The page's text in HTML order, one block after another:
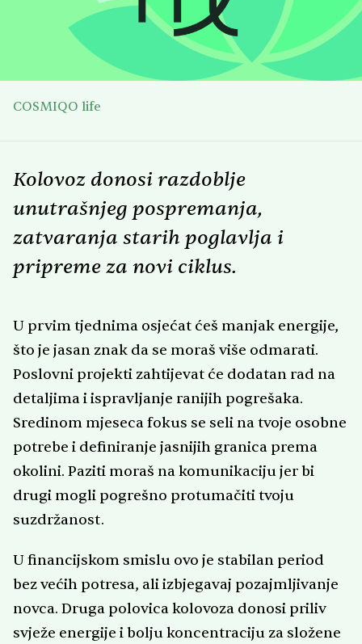
COSMIQO life
Kolovoz donosi razdoblje
unutrašnjeg pospremanja,
zatvaranja starih poglavlja i
pripreme za novi ciklus.
U prvim tjednima osjećat ćeš manjak energije,
što je jasan znak da se moraš više odmarati.
Poslovni projekti zahtijevat će dodatan rad na
detaljima i ispravljanje ranijih pogrešaka.
Sredinom mjeseca fokus se seli na tvoje osobne
potrebe i definiranje jasnijih granica prema
okolini. Paziti moraš na komunikaciju jer bi
drugi mogli pogrešno protumačiti tvoju
suzdržanost.
U financijskom smislu ovo je stabilan period
bez većih potresa, ali izbjegavaj pozajmljivanje
novca. Druga polovica kolovoza donosi priliv
svježe energije i bolju koncentraciju za složene